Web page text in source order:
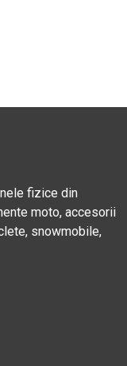
fizice din
moto, accesorii
snowmobile,